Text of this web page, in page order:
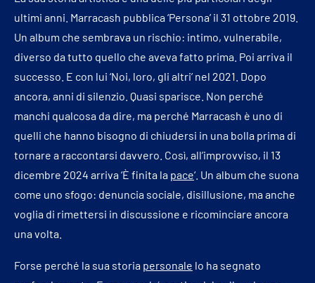
ultimi anni. Marracash pubblica ‘Persona’ il 31 ottobre 2019.
Un album che sembrava un rischio: intimo, vulnerabile,
diverso da tutto quello che aveva fatto prima. Poi arriva il
successo. E con lui ‘Noi, loro, gli altri’ nel 2021. Dopo
ancora, anni di silenzio. Quasi sparisce. Non perché
manchi qualcosa da dire, ma perché Marracash è uno di
quelli che hanno bisogno di chiudersi in una bolla prima di
tornare a raccontarsi davvero. Così, all’improvviso, il 13
dicembre 2024 arriva ‘È finita la pace‘. Un album che suona
come uno sfogo: denuncia sociale, disillusione, ma anche
voglia di rimettersi in discussione e ricominciare ancora
una volta.
Forse perché la sua storia personale lo ha segnato